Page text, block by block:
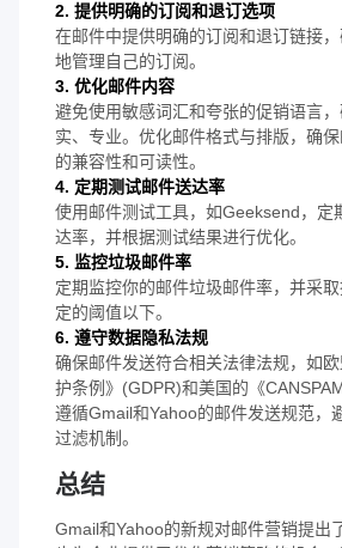
2. 提供明确的订阅和退订选项
在邮件中提供明确的订阅和退订链接
地管理自己的订阅。
3. 优化邮件内容
避免使用敏感词汇和夸张的促销语言
实、专业。优化邮件格式与排版，确
的兼容性和可读性。
4. 定期测试邮件送达率
使用邮件测试工具，如Geeksend，定
达率，并根据测试结果进行优化。
5. 监控垃圾邮件率
定期监控你的邮件垃圾邮件率，并采
定的阈值以下。
6. 遵守数据隐私法规
确保邮件发送符合相关法律法规，如
护条例》(GDPR)和美国的《
遵循Gmail和Yahoo的邮件发送规范，
过滤机制。
总结
Gmail和Yahoo的新规对邮件营销提出